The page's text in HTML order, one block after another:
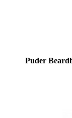
Puder